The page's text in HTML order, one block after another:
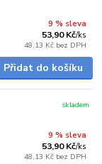
9 % sleva
53,90 Kč/ks
48,13 Kč bez DPH
Přidat do košíku
9 % sleva
53,90 Kč/ks
48,13 Kč bez DPH
skladem